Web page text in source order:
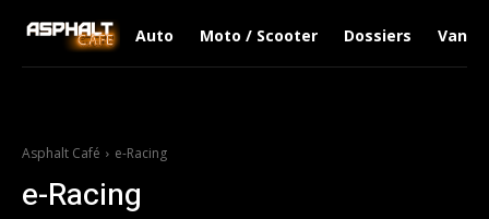
Auto Moto / Scooter Dossiers Van
Asphalt Café e-Racing
e-Racing